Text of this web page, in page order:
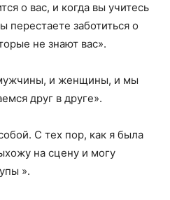
о вас, и когда вы учитесь
перестаете заботиться о
не знают вас».
и женщины, и мы
друг в друге».
С тех пор, как я была
на сцену и могу
».